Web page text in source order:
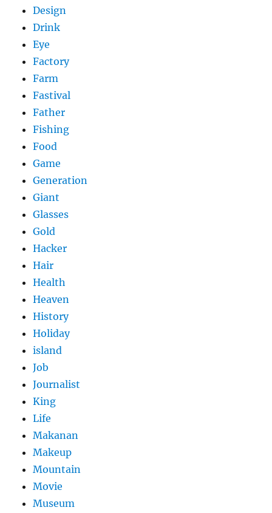
Design
Drink
Eye
Factory
Farm
Fastival
Father
Fishing
Food
Game
Generation
Giant
Glasses
Gold
Hacker
Hair
Health
Heaven
History
Holiday
island
Job
Journalist
King
Life
Makanan
Makeup
Mountain
Movie
Museum